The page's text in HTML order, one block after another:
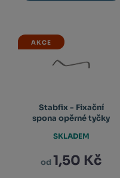
AKCE
Stabfix - Fixační
spona opěrné tyčky
od1,50 Kč
SKLADEM